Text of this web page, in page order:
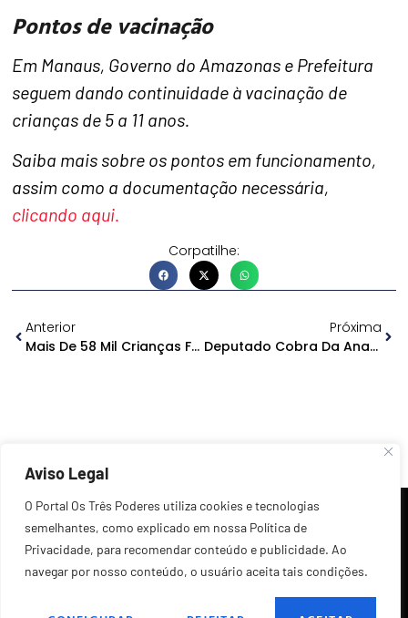
Aviso Legal
O Portal Os Três Poderes utiliza cookies e tecnologias
semelhantes, como explicado em nossa Política de
Privacidade, para recomendar conteúdo e publicidade. Ao
navegar por nosso conteúdo, o usuário aceita tais condições.
Pontos de vacinação
Em Manaus, Governo do Amazonas e Prefeitura
seguem dando continuidade à vacinação de
crianças de 5 a 11 anos.
Saiba mais sobre os pontos em funcionamento,
assim como a documentação necessária,
clicando aqui.
Corpatilhe:
Anterior
Mais De 58 Mil Crianças Foram Imunizadas Contra A Covid-19 No Amazonas
Próxima
Deputado Cobra Da Anatel Fiscalização Sobre Internet No Interior Do Amazonas
©2026 Todos os Direitos Reservados.